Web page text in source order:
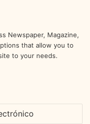
Newspaper, Magazine,
that allow you to
to your needs.